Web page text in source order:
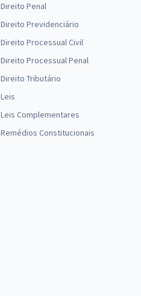
Direito Penal
Direito Previdenciário
Direito Processual Civil
Direito Processual Penal
Direito Tributário
Leis
Leis Complementares
Remédios Constitucionais